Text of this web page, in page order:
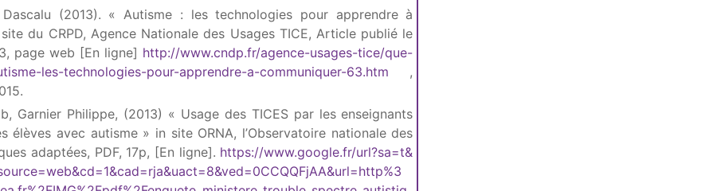
Dascalu (2013). « Autisme : les technologies pour apprendre à
du CRPD, Agence Nationale des Usages TICE, Article publié le
page web [En ligne] http://www.cndp.fr/agence-usages-tice/que-
les-technologies-pour-apprendre-a-communiquer-63.htm ,
Garnier Philippe, (2013) « Usage des TICES par les enseignants
élèves avec autisme » in site ORNA, l’Observatoire nationale des
adaptées, PDF, 17p, [En ligne]. https://www.google.fr/url?sa=t&